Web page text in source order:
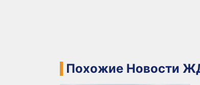
Похожие Новости